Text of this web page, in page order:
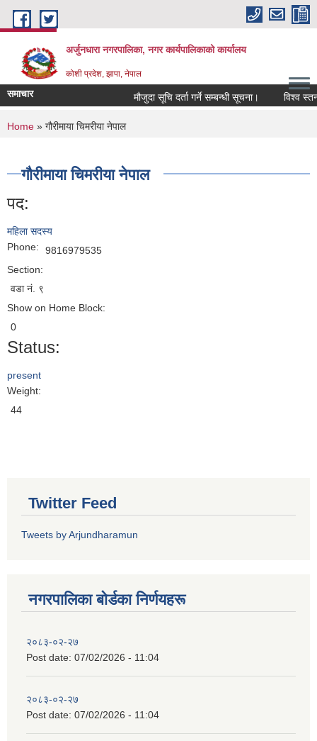
Skip to main content
अर्जुनधारा नगरपालिका, नगर कार्यपालिकाको कार्यालय
कोशी प्रदेश, झापा, नेपाल
समाचार मौजुदा सूचि दर्ता गर्ने सम्बन्धी सूचना। विश्व
You are here
Home » गौरीमाया चिमरीया नेपाल
गौरीमाया चिमरीया नेपाल
पद:
महिला सदस्य
Phone:
9816979535
Section:
वडा नं. ९
Show on Home Block:
0
Status:
present
Weight:
44
Twitter Feed
Tweets by Arjundharamun
नगरपालिका बाेर्डका निर्णयहरू
२०८३-०२-२७
Post date: 07/02/2026 - 11:04
२०८३-०२-२७
Post date: 07/02/2026 - 11:04